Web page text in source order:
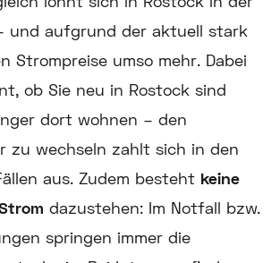
und aufgrund der aktuell stark
Strompreise umso mehr. Dabei
ob Sie neu in Rostock sind
dort wohnen – den
zu wechseln zahlt sich in den
aus. Zudem besteht keine
dazustehen: Im Notfall bzw.
springen immer die